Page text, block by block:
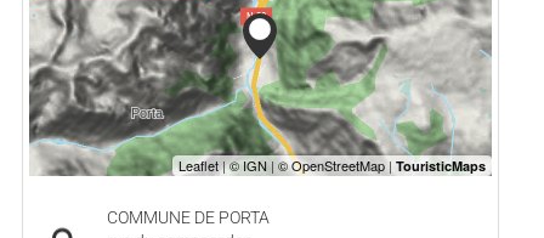
COMMUNE DE PORTA